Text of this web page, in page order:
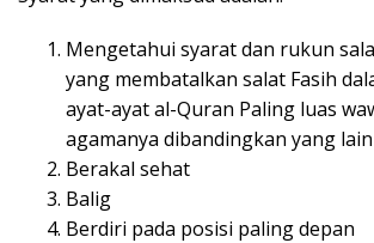
Mengetahui syarat dan rukun
yang membatalkan salat Fasih
ayat-ayat al-Quran Paling luas
agamanya dibandingkan yang lain
Berakal sehat
Balig
Berdiri pada posisi paling depan